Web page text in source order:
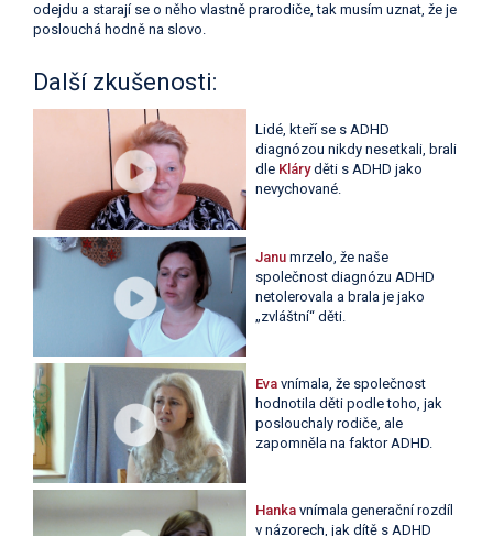
odejdu a starají se o něho vlastně prarodiče, tak musím uznat, že je
poslouchá hodně na slovo.
Další zkušenosti:
Lidé, kteří se s ADHD
diagnózou nikdy nesetkali, brali
dle Kláryděti s ADHD jako
nevychované.
Janu mrzelo, že naše
společnost diagnózu ADHD
netolerovala a brala je jako
„zvláštní“ děti.
Evavnímala, že společnost
hodnotila děti podle toho, jak
poslouchaly rodiče, ale
zapomněla na faktor ADHD.
Hanka vnímala generační rozdíl
v názorech, jak dítě s ADHD